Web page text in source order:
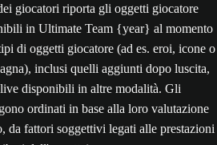
giocatori riporta gli oggetti giocatore
in Ultimate Team {year} al momento
di oggetti giocatore (ad es. eroi, icone o
inclusi quelli aggiunti dopo luscita,
disponibili in altre modalità. Gli
ordinati in base alla loro valutazione
da fattori soggettivi legati alle prestazioni